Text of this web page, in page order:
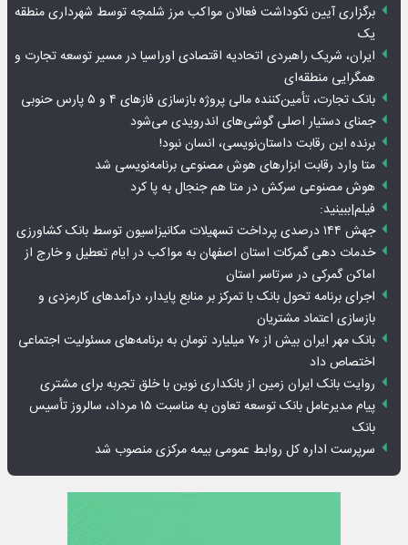
برگزاری آیین نکوداشت فعالان مواکب مرز شلمچه توسط شهرداری منطقه
یک
ایران، شریک راهبردی اتحادیه اقتصادی اوراسیا در مسیر توسعه تجارت و
همگرایی منطقه‌ای
بانک تجارت، تأمین‌کننده مالی پروژه بازسازی فازهای ۴ و ۵ پارس حنوبی
جمنای دستیار اصلی گوشی‌های اندرویدی می‌شود
برنده این رقابت داستان‌نویسی، انسان نبود!
متا وارد رقابت ابزارهای هوش مصنوعی برنامه‌نویسی شد
هوش مصنوعی سرکش در متا هم جنجال به پا کرد
فیلم|ببینید:
جهش ۱۴۴ درصدی پرداخت تسهیلات مکانیزاسیون توسط بانک کشاورزی
خدمات دهی گمرکات استان اصفهان به مواکب در ایام تعطیل و خارج از
اماکن گمرکی در سرتاسر استان
اجرای برنامه تحول بانک با تمرکز بر منابع پایدار، درآمدهای کارمزدی و
بازسازی اعتماد مشتریان
بانک مهر ایران بیش از ۷۰ میلیارد تومان به برنامه‌های مسئولیت اجتماعی
اختصاص داد
روایت بانک ایران زمین از بانکداری نوین با خلق تجربه برای مشتری
پیام مدیرعامل بانک توسعه تعاون به مناسبت ۱۵ مرداد، سالروز تأسیس
بانک
سرپرست اداره کل روابط عمومی بیمه مرکزی منصوب شد